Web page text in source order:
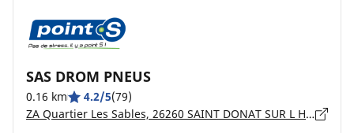
SAS DROM PNEUS
0.16 km 4.2/5(79)
ZA Quartier Les Sables, 26260 SAINT DONAT SUR L HERBASSE